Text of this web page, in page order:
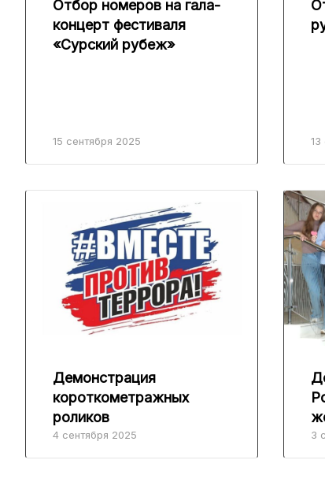
Отбор номеров на гала-
концерт фестиваля
«Сурский рубеж»
15 сентября 2025 13
Демонстрация
короткометражных
роликов
4 сентября 2025 3